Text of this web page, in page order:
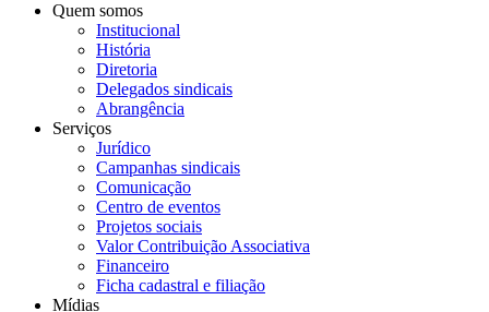
Quem somos
Institucional
História
Diretoria
Delegados sindicais
Abrangência
Serviços
Jurídico
Campanhas sindicais
Comunicação
Centro de eventos
Projetos sociais
Valor Contribuição Associativa
Financeiro
Ficha cadastral e filiação
Mídias